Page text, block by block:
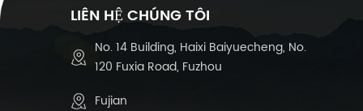
LIÊN HỆ CHÚNG TÔI
No. 14 Building, Haixi Baiyuecheng, No.
120 Fuxia Road, Fuzhou
Fujian